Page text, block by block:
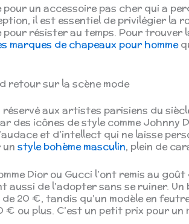
un accessoire pas cher qui a
il est essentiel de privilégier la
pour résister au temps. Pour
marques de chapeaux pour homme
retour sur la scène mode
réservé aux artistes parisiens du
des icônes de style comme Johnny
et d’intellect qui ne laisse
style bohème masculin, plein de
Dior ou Gucci l’ont remis au
aussi de l’adopter sans se ruiner.
20 €, tandis qu’un modèle en
ou plus. C’est un petit prix pour un